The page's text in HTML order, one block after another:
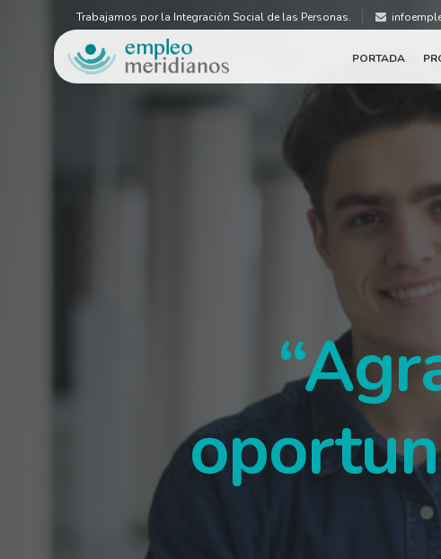
Trabajamos por la Integración Social de las Personas.
PORTADA